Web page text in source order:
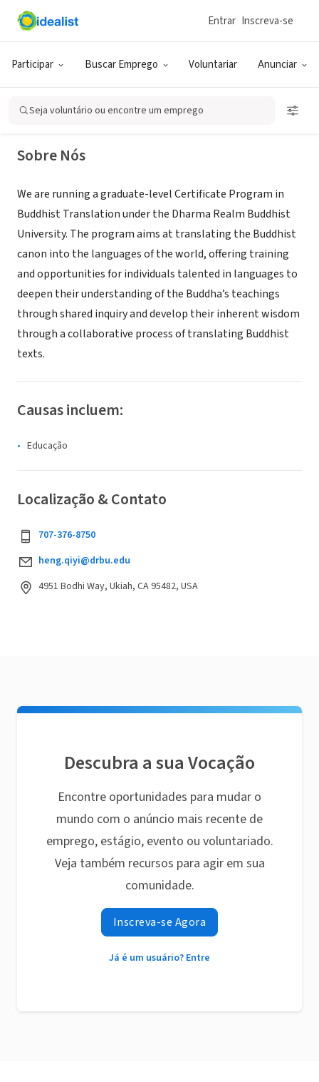
Participar Buscar Emprego Voluntariar Anunciar
Entrar Inscreva-se
Seja voluntário ou encontre um emprego
ONG (SETOR SOCIAL)
Dharma Realm Buddhist University
CA translation
Sobre Nós
We are running a graduate-level Certificate Program in
Buddhist Translation under the Dharma Realm Buddhist
University. The program aims at translating the Buddhist
canon into the languages of the world, offering training
and opportunities for individuals talented in languages to
deepen their understanding of the Buddha’s teachings
through shared inquiry and develop their inherent wisdom
through a collaborative process of translating Buddhist
texts.
Causas incluem:
Educação
Localização & Contato
707-376-8750
heng.qiyi@drbu.edu
4951 Bodhi Way, Ukiah, CA 95482, USA
Descubra a sua Vocação
Encontre oportunidades para mudar o
mundo com o anúncio mais recente de
emprego, estágio, evento ou voluntariado.
Veja também recursos para agir em sua
comunidade.
Inscreva-se Agora
Já é um usuário? Entre